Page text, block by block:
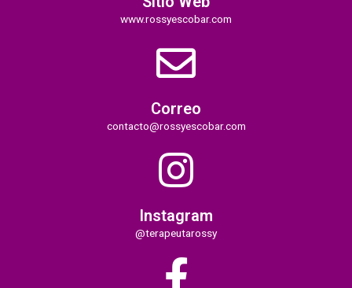
www.rossyescobar.com
Correo
contacto@rossyescobar.com
Instagram
@terapeutarossy